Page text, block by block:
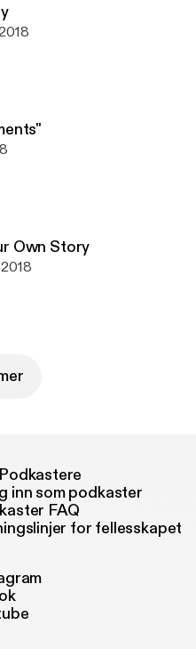
Own Story
22, 2018
inn som podkaster
FAQ
for fellesskapet